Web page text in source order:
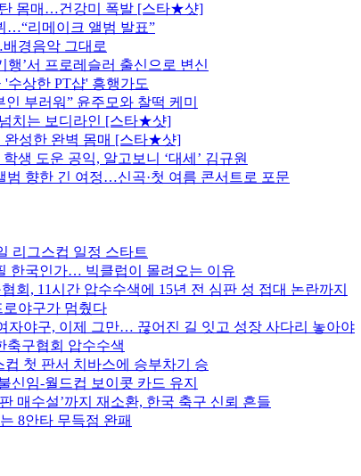
탄 몸매…건강미 폭발 [스타★샷]
…“리메이크 앨범 발표”
경음악 그대로
’서 프로레슬러 출신으로 변신
상한 PT샵' 흥행가도
부러워” 윤주모와 찰떡 케미
치는 보디라인 [스타★샷]
완성한 완벽 몸매 [스타★샷]
생 도운 공익, 알고보니 ‘대세’ 김규원
범 향한 긴 여정…신곡·첫 여름 콘서트로 포문
리그스컵 일정 스타트
한국인가… 빅클럽이 몰려오는 이유
회, 11시간 압수수색에 15년 전 심판 성 접대 논란까지
야구가 멈췄다
자야구, 이제 그만… 끊어진 길 잇고 성장 사다리 놓아야
축구협회 압수수색
컵 첫 판서 치바스에 승부차기 승
신임-월드컵 보이콧 카드 유지
매수설’까지 재소환, 한국 축구 신뢰 흔들
8안타 무득점 완패